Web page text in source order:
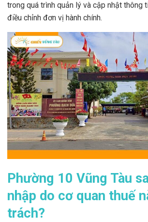
trong quá trình quản lý và cập nhật thông
điều chỉnh đơn vị hành chính.
Phường 10 Vũng Tàu
nhập do cơ quan thuế
trách?